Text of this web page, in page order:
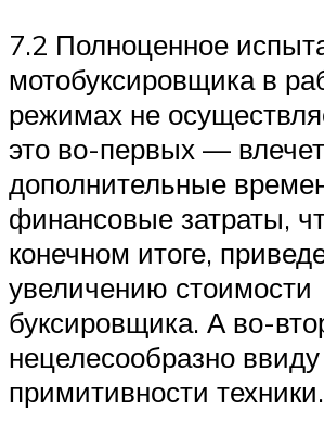
7.2 Полноценное
мотобуксировщика в
режимах не
это во-первых — влечет
дополнительные
финансовые затраты,
конечном итоге,
увеличению стоимости
буксировщика. А во-
нецелесообразно
примитивности техники.